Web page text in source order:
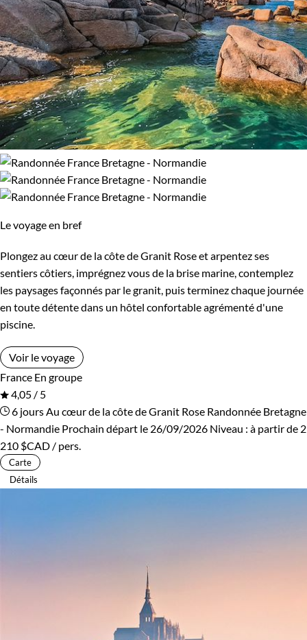
Le voyage en bref
Plongez au cœur de la côte de Granit Rose et arpentez ses
sentiers côtiers, imprégnez vous de la brise marine, contemplez
les paysages façonnés par le granit, puis terminez chaque journée
en toute détente dans un hôtel confortable agrémenté d'une
piscine.
Voir le voyage
France En groupe
4,05 / 5
6 jours Au cœur de la côte de Granit Rose Randonnée Bretagne
- Normandie Prochain départ le 26/09/2026 Niveau : à partir de 2
210 $CAD / pers.
Carte
Détails